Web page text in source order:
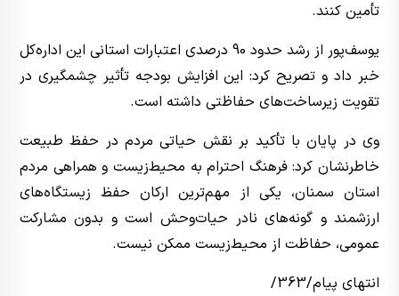
تأمین کنند.
یوسف‌پور از رشد حدود 90 درصدی اعتبارات استانی این اداره‌کل
خبر داد و تصریح کرد: این افزایش بودجه تأثیر چشمگیری در
تقویت زیرساخت‌های حفاظتی داشته است.
وی در پایان با تأکید بر نقش حیاتی مردم در حفظ طبیعت
خاطرنشان کرد: فرهنگ احترام به محیط‌زیست و همراهی مردم
استان سمنان، یکی از مهم‌ترین ارکان حفظ زیستگاه‌های
ارزشمند و گونه‌های نادر حیات‌وحش است و بدون مشارکت
عمومی، حفاظت از محیط‌زیست ممکن نیست.
انتهای پیام/363/